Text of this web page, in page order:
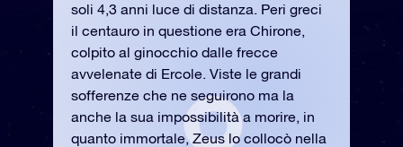
soli 4,3 anni luce di distanza. Peri greci
il centauro in questione era Chirone,
colpito al ginocchio dalle frecce
avvelenate di Ercole. Viste le grandi
sofferenze che ne seguirono ma la
anche la sua impossibilità a morire, in
quanto immortale, Zeus lo collocò nella